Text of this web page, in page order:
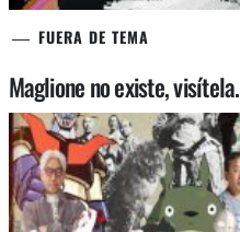
FUERA DE TEMA
Maglione no existe, visítela.